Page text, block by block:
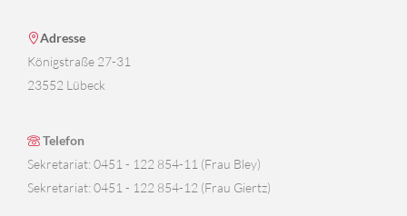
Adresse
Königstraße 27-31
23552 Lübeck
Telefon
Sekretariat: 0451 - 122 854-11 (Frau Bley)
Sekretariat: 0451 - 122 854-12 (Frau Giertz)